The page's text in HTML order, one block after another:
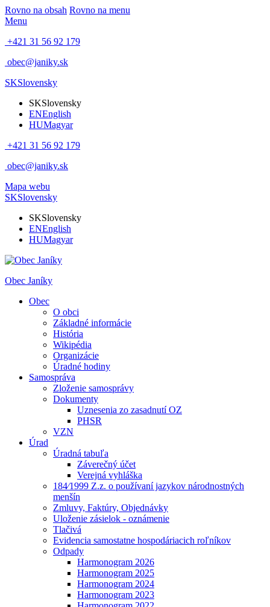
Rovno na obsah Rovno na menu
Menu
+421 31 56 92 179
obec@janiky.sk
SKSlovensky
SKSlovensky
ENEnglish
HUMagyar
+421 31 56 92 179
obec@janiky.sk
Mapa webu
SKSlovensky
SKSlovensky
ENEnglish
HUMagyar
Obec Janíky
Obec
O obci
Základné informácie
História
Wikipédia
Organizácie
Úradné hodiny
Samospráva
Zloženie samosprávy
Dokumenty
Uznesenia zo zasadnutí OZ
PHSR
VZN
Úrad
Úradná tabuľa
Záverečný účet
Verejná vyhláška
184⁄1999 Z.z. o používaní jazykov národnostných
menšín
Zmluvy, Faktúry, Objednávky
Uloženie zásielok - oznámenie
Tlačivá
Evidencia samostatne hospodáriacich roľníkov
Odpady
Harmonogram 2026
Harmonogram 2025
Harmonogram 2024
Harmonogram 2023